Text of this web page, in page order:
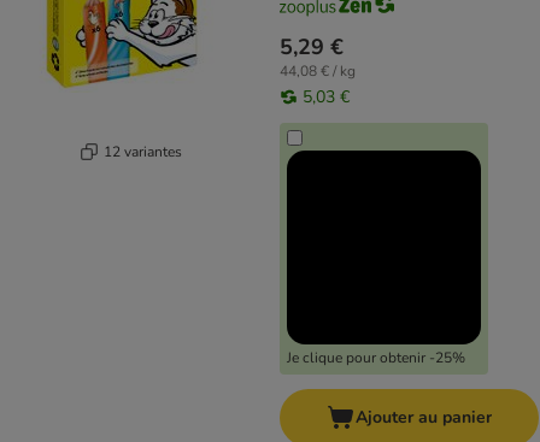
12 variantes
5,29 €
44,08 € / kg
5,03 €
Je clique pour obtenir -25%
Ajouter au panier